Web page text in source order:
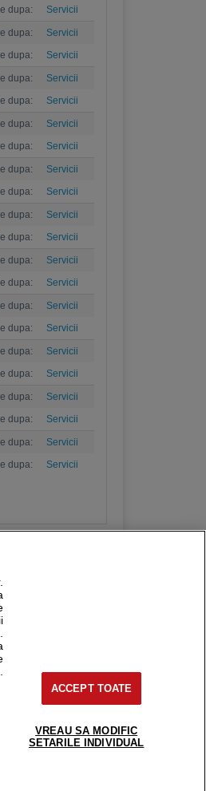
Servicii
dupa:
Servicii
dupa:
Servicii
dupa:
Servicii
dupa:
Servicii
dupa:
Servicii
dupa:
Servicii
dupa:
Servicii
dupa:
Servicii
dupa:
Servicii
dupa:
Servicii
dupa:
Servicii
dupa:
Servicii
dupa:
Servicii
dupa:
Servicii
dupa:
Servicii
dupa:
Servicii
dupa:
Servicii
dupa:
Servicii
dupa:
Servicii
dupa:
Servicii
dupa:
medical direct si
medicii pe care
ACCEPT TOATE
VREAU SA MODIFIC
SETARILE INDIVIDUAL